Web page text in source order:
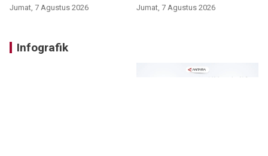
Jumat, 7 Agustus 2026 Jumat, 7 Agustus 2026
Infografik